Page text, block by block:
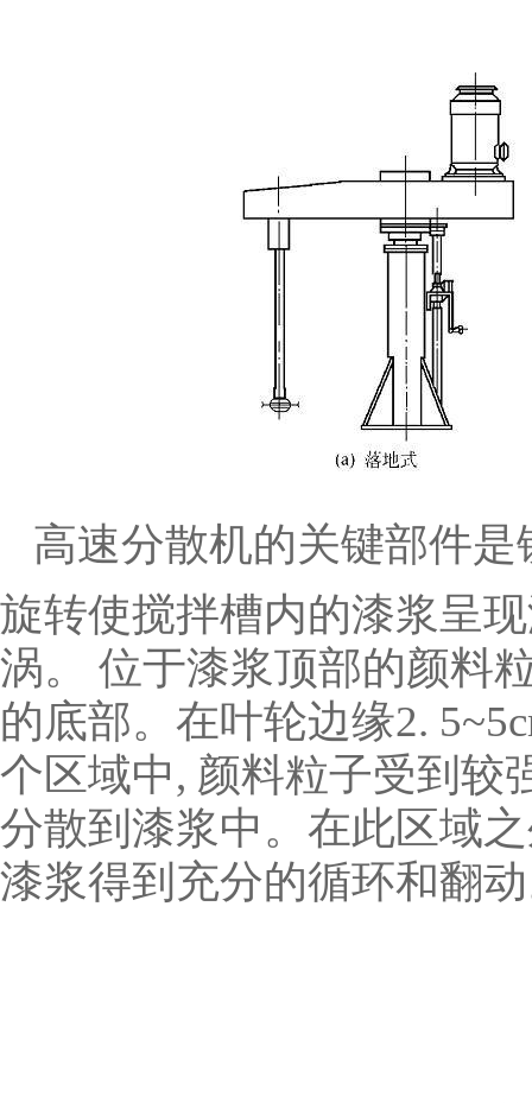
高速分散机的关键部件
旋转使搅拌槽内的漆浆呈
涡。 位于漆浆顶部的颜料
的底部。在叶轮边缘2.
个区域中, 颜料粒子受到较
分散到漆浆中。在此区域
漆浆得到充分的循环和翻